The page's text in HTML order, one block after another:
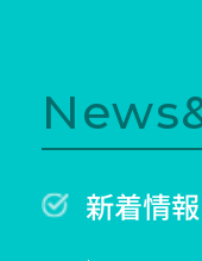
新着情報